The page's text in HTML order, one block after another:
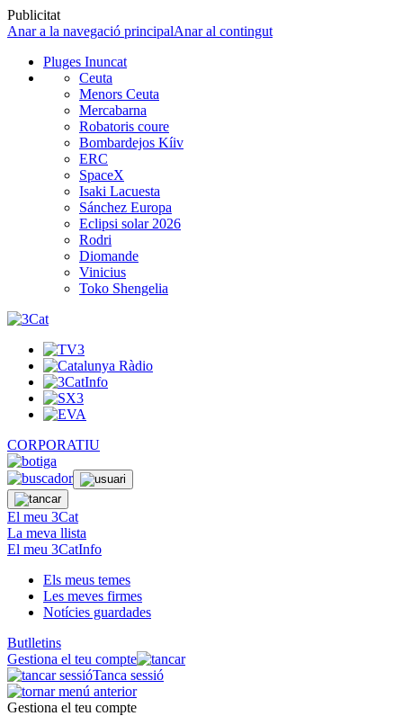
Publicitat
Anar a la navegació principalAnar al contingut
Pluges Inuncat
Ceuta
Menors Ceuta
Mercabarna
Robatoris coure
Bombardejos Kíiv
ERC
SpaceX
Isaki Lacuesta
Sánchez Europa
Eclipsi solar 2026
Rodri
Diomande
Vinicius
Toko Shengelia
CORPORATIU
El meu 3Cat
La meva llista
El meu 3CatInfo
Els meus temes
Les meves firmes
Notícies guardades
Butlletins
Gestiona el teu compte
Tanca sessió
Gestiona el teu compte